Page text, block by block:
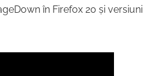
în Firefox 20 și versiuni